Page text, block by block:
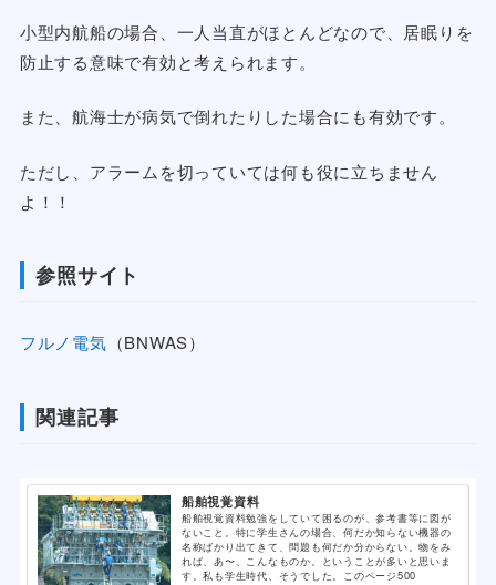
小型内航船の場合、一人当直がほとんどなので、居眠りを
防止する意味で有効と考えられます。
また、航海士が病気で倒れたりした場合にも有効です。
ただし、アラームを切っていては何も役に立ちません
よ！！
参照サイト
フルノ電気 （BNWAS）
関連記事
船舶視覚資料
船舶視覚資料勉強をしていて困るのが、参考書等に図が
ないこと。特に学生さんの場合、何だか知らない機器の
名称ばかり出てきて、問題も何だか分からない。物をみ
れば、あ〜、こんなものか。ということが多いと思いま
す。私も学生時代、そうでした。このページ500